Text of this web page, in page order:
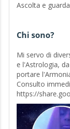
Ascolta e
Chi sono?
Mi servo di
e l'Astrologia,
portare
Consulto
https://